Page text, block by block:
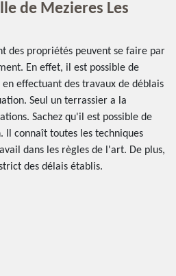
de Mezieres Les
des propriétés peuvent se faire par
En effet, il est possible de
effectuant des travaux de déblais
Seul un terrassier a la
Sachez qu'il est possible de
Il connaît toutes les techniques
dans les règles de l'art. De plus,
des délais établis.